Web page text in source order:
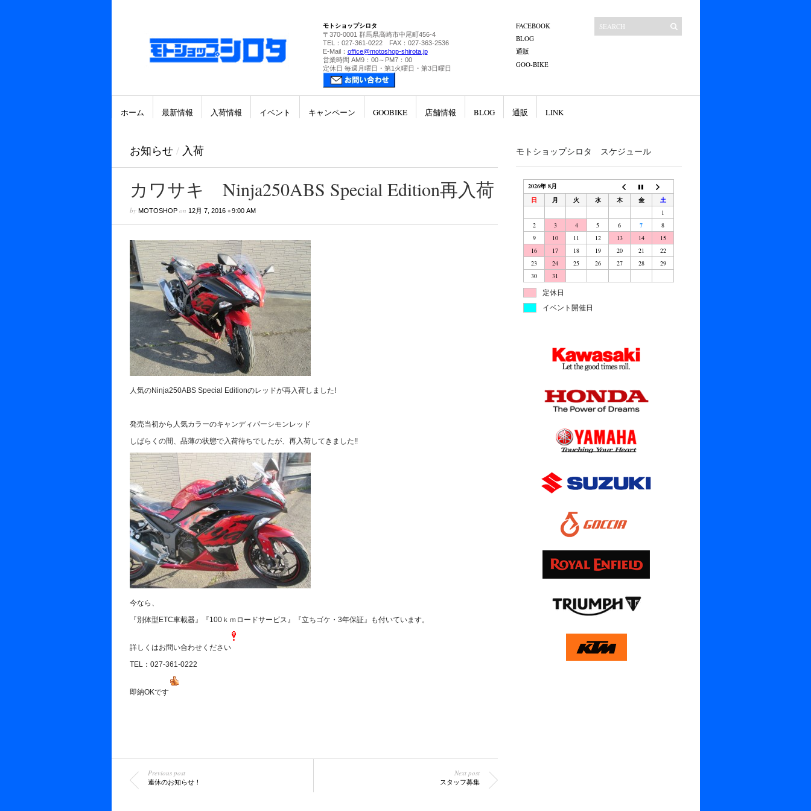
モトショップシロタ
〒370-0001 群馬県高崎市中尾町456-4
TEL：027-361-0222 FAX：027-363-2536
E-Mail： office@motoshop-shirota.jp
営業時間 AM9：00～PM7：00
定休日 毎週月曜日・第1火曜日・第3日曜日
FACEBOOK
BLOG
通販
GOO-BIKE
ホーム 最新情報 入荷情報 イベント キャンペーン GOOBIKE 店舗情報 BLOG 通販 LINK
お知らせ / 入荷
カワサキ Ninja250ABS Special Edition再入荷
by MOTOSHOPon 12月 7, 2016•9:00 AM
人気のNinja250ABS Special Editionのレッドが再入荷しました!
発売当初から人気カラーのキャンディパーシモンレッド
しばらくの間、品薄の状態で入荷待ちでしたが、再入荷してきました!!
今なら、
『別体型ETC車載器』『100ｋｍロードサービス』『立ちゴケ・3年保証』も付いています。
詳しくはお問い合わせください
TEL：027-361-0222
即納OKです
Previous post
連休のお知らせ！
Next post
スタッフ募集
モトショップシロタ スケジュール
2026年 8月
日
月 火 水 木 金
土
1
2
3 4 5 6 7
8
9
10 11 12 13 14
15
16
17 18 19 20 21
22
23
24 25 26 27 28
29
30
31
定休日
イベント開催日